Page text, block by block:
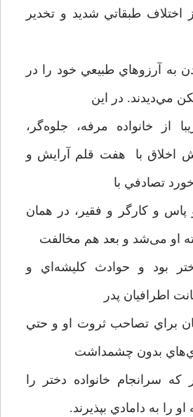
اختلاف طبقاتي شديد و تخدير
به آرزوهاي طبيعي خود را در
مي‌ديدند. در این
از خانواده مرفه، جلوه‌گر،
اخلاق با هفت قلم آرايش و
تصادفي با
و كارگر و فقير، در همان
او می‌شد و بعد هم مخالفت
بود و حوادث كليشه‌اي و
اطرافيان پدر
براي تصاحب ثروت او و حتي
بدون چشمداشت
سرانجام خانواده دختر را
را به دامادي بپذيرند.